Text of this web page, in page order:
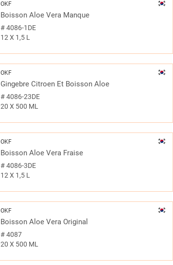
OKF
Boisson Aloe Vera Manque
#4086-1DE
12 X 1,5 L
OKF
Gingebre Citroen Et Boisson Aloe
#4086-23DE
20 X 500 ML
OKF
Boisson Aloe Vera Fraise
#4086-3DE
12 X 1,5 L
OKF
Boisson Aloe Vera Original
#4087
20 X 500 ML